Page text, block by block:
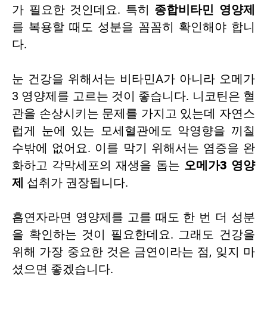
가 필요한 것인데요. 특히 종합비타민 영양제
를 복용할 때도 성분을 꼼꼼히 확인해야 합니
다.
눈 건강을 위해서는 비타민A가 아니라 오메가
3 영양제를 고르는 것이 좋습니다. 니코틴은 혈
관을 손상시키는 문제를 가지고 있는데 자연스
럽게 눈에 있는 모세혈관에도 악영향을 끼칠
수밖에 없어요. 이를 막기 위해서는 염증을 완
화하고 각막세포의 재생을 돕는 오메가3 영양
제
섭취가 권장됩니다.
흡연자라면 영양제를 고를 때도 한 번 더 성분
을 확인하는 것이 필요한데요. 그래도 건강을
위해 가장 중요한 것은 금연이라는 점, 잊지 마
셨으면 좋겠습니다.